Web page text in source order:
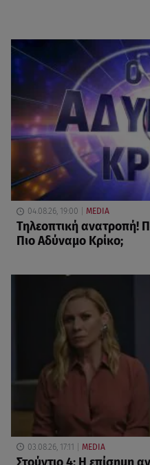
04.08.26, 19:00 MEDIA
Τηλεοπτική ανατροπή!
Πιο Αδύναμο Κρίκο;
03.08.26, 17:11 MEDIA